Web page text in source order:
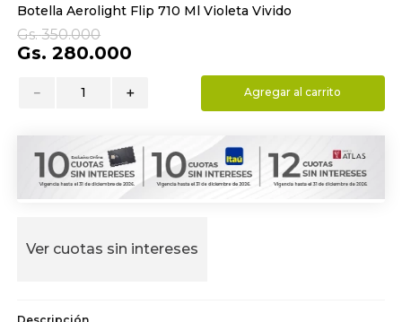
Botella Aerolight Flip 710 Ml Violeta Vivido
Gs. 350.000
Gs. 280.000
＋
－ Agregar al carrito
Ver cuotas sin intereses
9.
almohada
10. toalla